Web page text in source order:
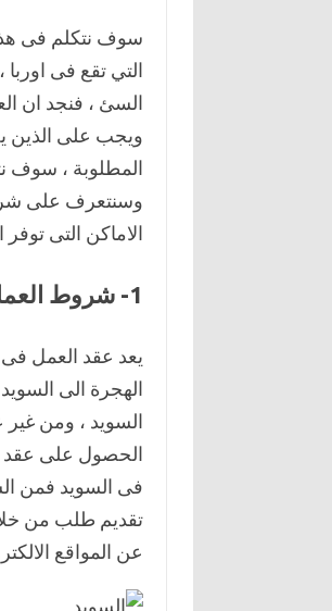
سوف نتكلم فى
التي تقع فى
السئ ، فنجد ان
ويجب على الذين
المطلوبة ، سوف
وسنتعرف على
الاماكن التى توفر
1- شروط العمل فى السويد :
يعد عقد العمل
الهجرة الى
السويد ، ومن غير
الحصول على عقد
فى السويد فمن
تقديم طلب من
عن المواقع